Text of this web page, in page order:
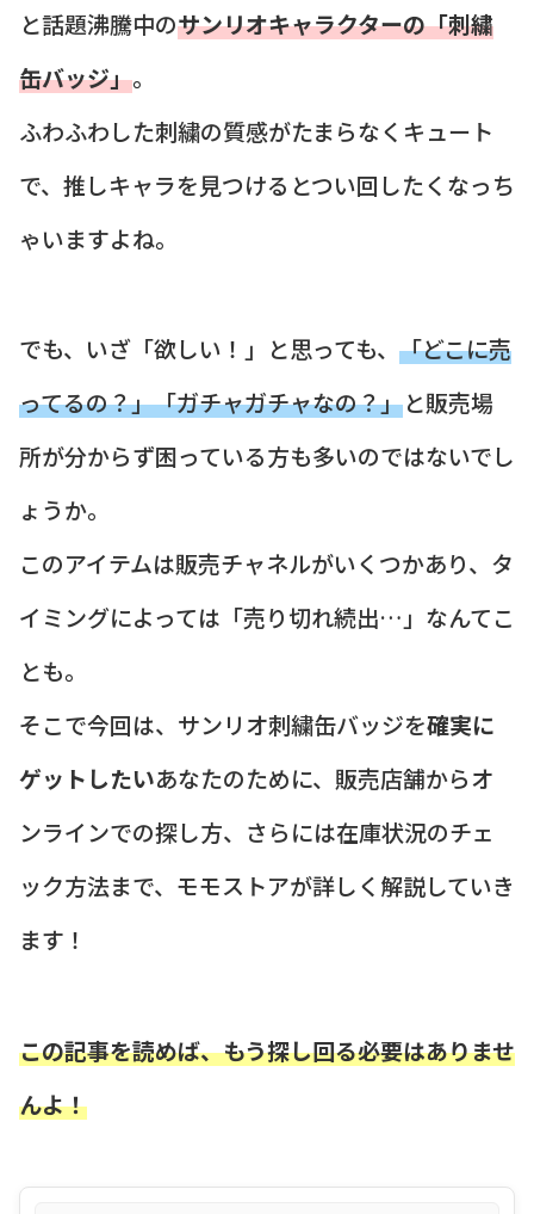
と話題沸騰中のサンリオキャラクターの「刺繍
缶バッジ」。
ふわふわした刺繍の質感がたまらなくキュート
で、推しキャラを見つけるとつい回したくなっち
ゃいますよね。
でも、いざ「欲しい！」と思っても、 「どこに売
ってるの？」「ガチャガチャなの？」と販売場
所が分からず困っている方も多いのではないでし
ょうか。
このアイテムは販売チャネルがいくつかあり、タ
イミングによっては「売り切れ続出…」なんてこ
とも。
そこで今回は、サンリオ刺繍缶バッジを確実に
ゲットしたいあなたのために、販売店舗からオ
ンラインでの探し方、さらには在庫状況のチェ
ック方法まで、モモストアが詳しく解説していき
ます！
この記事を読めば、もう探し回る必要はありませ
んよ！